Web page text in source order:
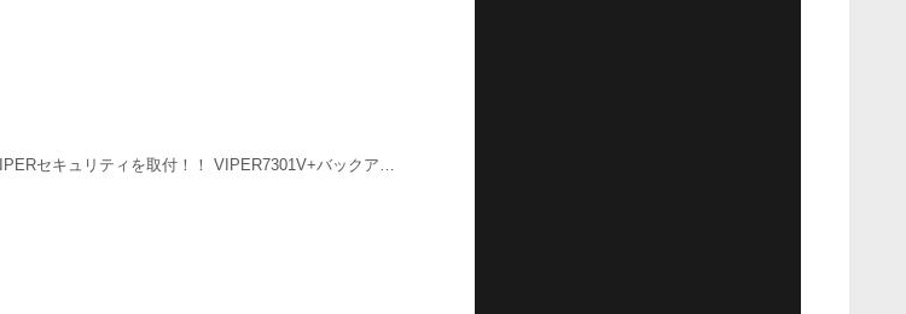
セキュリティを取付！！ VIPER7301V+バックア…